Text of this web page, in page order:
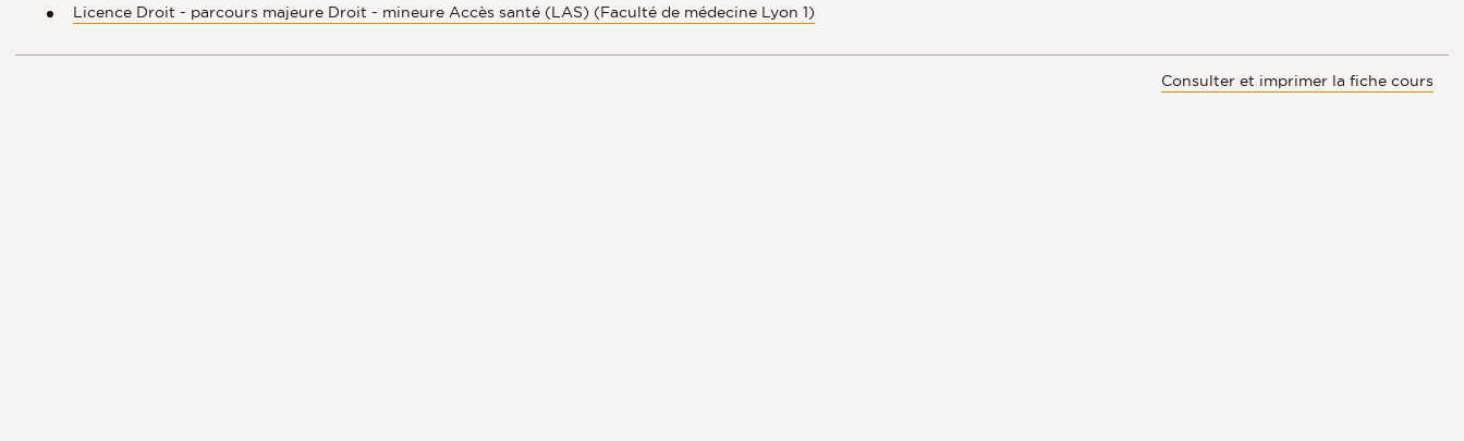
Licence Droit - parcours majeure Droit - mineure Accès santé (LAS) (Faculté de médecine Lyon 1)
Consulter et imprimer la fiche cours